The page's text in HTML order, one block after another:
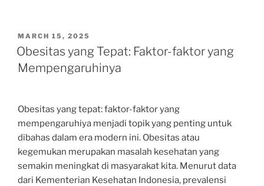
POSTED
ON
MARCH 15, 2025
Obesitas yang Tepat: Faktor-faktor yang
Mempengaruhinya
Obesitas yang tepat: faktor-faktor yang
mempengaruhiya menjadi topik yang penting untuk
dibahas dalam era modern ini. Obesitas atau
kegemukan merupakan masalah kesehatan yang
semakin meningkat di masyarakat kita. Menurut data
dari Kementerian Kesehatan Indonesia, prevalensi